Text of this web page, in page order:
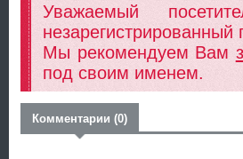
Уважаемый
незарегистрированный
Мы рекомендуем Вам
под своим именем.
Комментарии (0)